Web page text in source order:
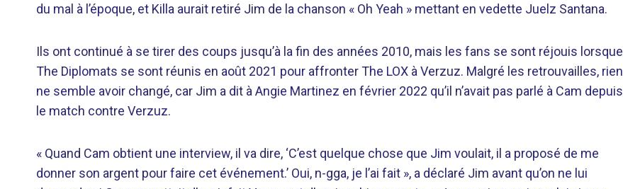
du mal à l’époque, et Killa aurait retiré Jim de la chanson « Oh Yeah » mettant en vedette Juelz Santana.
Ils ont continué à se tirer des coups jusqu’à la fin des années 2010, mais les fans se sont réjouis lorsque
The Diplomats se sont réunis en août 2021 pour affronter The LOX à Verzuz. Malgré les retrouvailles, rien
ne semble avoir changé, car Jim a dit à Angie Martinez en février 2022 qu’il n’avait pas parlé à Cam depuis
le match contre Verzuz.
« Quand Cam obtient une interview, il va dire, ‘C’est quelque chose que Jim voulait, il a proposé de me
donner son argent pour faire cet événement.’ Oui, n-gga, je l’ai fait », a déclaré Jim avant qu’on ne lui